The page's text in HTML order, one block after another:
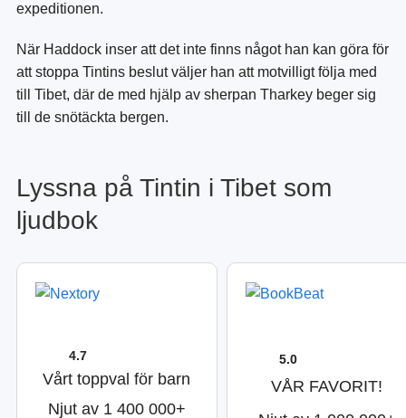
expeditionen.
När Haddock inser att det inte finns något han kan göra för
att stoppa Tintins beslut väljer han att motvilligt följa med
till Tibet, där de med hjälp av sherpan Tharkey beger sig
till de snötäckta bergen.
Lyssna på Tintin i Tibet som
ljudbok
4.7
Vårt toppval för barn
Njut av 1 400 000+
5.0
VÅR FAVORIT!